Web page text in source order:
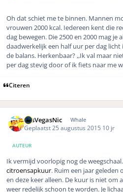
Oh dat schiet me te binnen. Mannen
vrouwen 2000 kcal. Iedereen kent die
dag bewegen. Die 2500 en 2000 mag je
daadwerkelijk een half uur per dag
de balans. Herkenbaar? ,,Ik val maar
per dag stevig door of ik fiets naar me
Citeren
LasVegasNic Whale
Geplaatst 25 augustus 2015 10 jr
AUTEUR
Ik vermijd voorlopig nog de
citroensapkuur. Ruim een jaar geleden
en deze keer alleen. De kuur is niet om
weer redelijk schoon te worden. Je